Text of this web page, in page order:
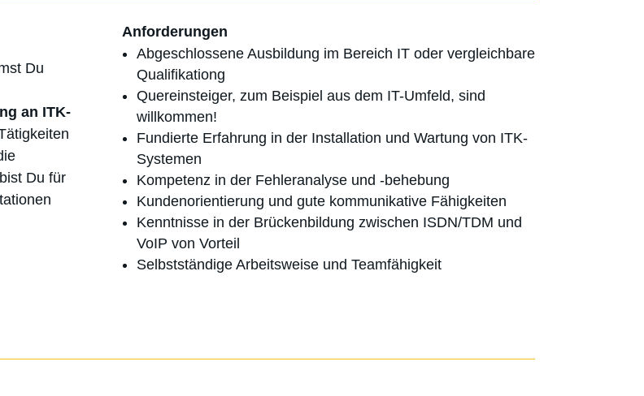
Du
an ITK-
Du für
Anforderungen
Abgeschlossene Ausbildung im Bereich IT oder vergleichbare
Qualifikationg
Quereinsteiger, zum Beispiel aus dem IT-Umfeld, sind
willkommen!
Fundierte Erfahrung in der Installation und Wartung von ITK-
Systemen
Kompetenz in der Fehleranalyse und -behebung
Kundenorientierung und gute kommunikative Fähigkeiten
Kenntnisse in der Brückenbildung zwischen ISDN/TDM und
VoIP von Vorteil
Selbstständige Arbeitsweise und Teamfähigkeit